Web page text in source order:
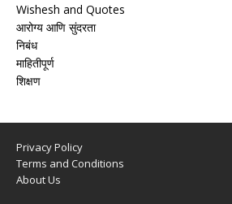
Wishesh and Quotes
आरोग्य आणि सुंदरता
निबंध
माहितीपूर्ण
शिक्षण
Privacy Policy
Terms and Conditions
About Us